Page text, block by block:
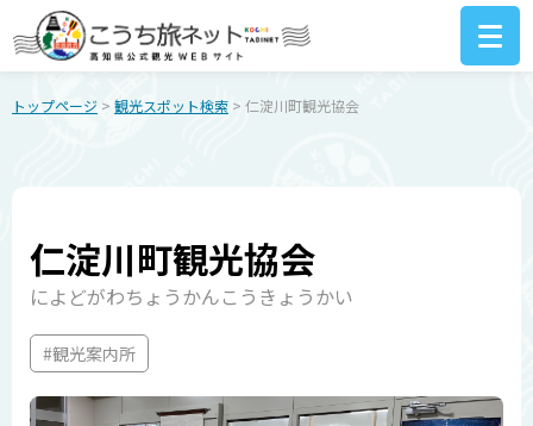
トップページ > 観光スポット検索 > 仁淀川町観光協会
仁淀川町観光協会
によどがわちょうかんこうきょうかい
#観光案内所